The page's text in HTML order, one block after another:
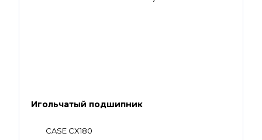
Игольчатый подшипник
CASE CX180